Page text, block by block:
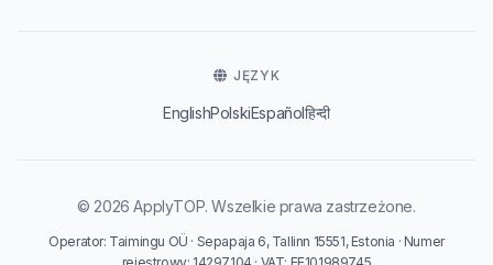
JĘZYK
EnglishPolskiEspañolहिन्दी
© 2026 ApplyTOP. Wszelkie prawa zastrzeżone.
Operator: Taimingu OÜ · Sepapaja 6, Tallinn 15551, Estonia · Numer